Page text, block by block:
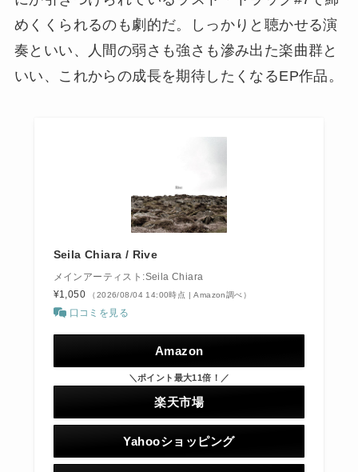
めくくられるのも劇的だ。しっかりと聴かせる演
奏といい、人間の弱さも強さも滲み出た楽曲群と
いい、これからの成長を期待したくなるEP作品。
Seila Chiara / Rive
メインアーティスト:Seila Chiara
¥1,050
（2026/08/04 14:00時点 | Amazon調べ）
口コミを見る
Amazon
＼ポイント最大11倍！／
楽天市場
Yahooショッピング